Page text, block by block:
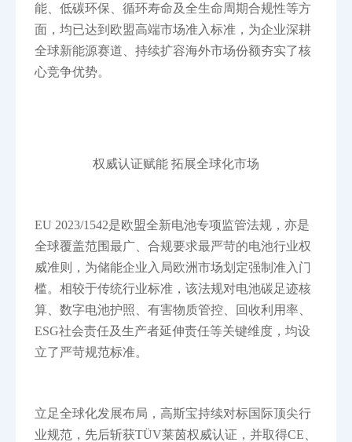
能、低碳环保、循环寿命及全生命周期合规性等方
面，均已达到欧盟高端市场准入标准，为企业深耕
全球新能源赛道、持续扩容海外市场份额夯实了核
心竞争优势。
权威认证赋能 拓展全球化市场
EU 2023/1542是欧盟全新电池专项监管法规，亦是
全球覆盖范围最广、合规要求最严苛的电池行业权
威准则，为储能企业入局欧洲市场划定强制准入门
槛。相较于传统行业标准，该法规对电池碳足迹核
算、数字电池护照、有害物质管控、回收利用率、
ESG社会责任及生产者延伸责任等关键维度，均设
立了严苛规范标准。
立足全球化发展布局，高斯宝持续对标国际顶尖行
业规范，先后斩获TÜV莱茵权威认证，并取得CE、